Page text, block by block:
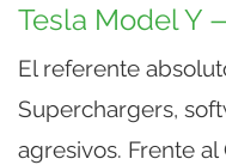
Tesla Model Y
El referente
Superchargers,
agresivos. Frente